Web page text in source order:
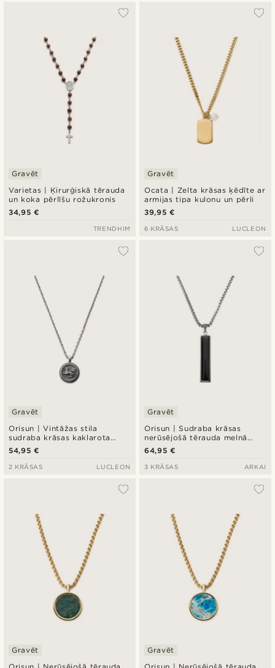
Varietas | Ķirurģiskā tērauda
un koka pērlīšu rožukronis
Gravēt
34,95 €
TRENDHIM
Ocata | Zelta krāsas ķēdīte ar
armijas tipa kulonu un pērli
Gravēt
39,95 €
6 KRĀSAS LUCLEON
Orisun | Vintāžas stila
sudraba krāsas kaklarota
Griffin Tondo
Gravēt
54,95 €
2 KRĀSAS LUCLEON
Orisun | Sudraba krāsas
nerūsējošā tērauda melnā
oniksa līnijas kulonu kaklarota
Gravēt
64,95 €
3 KRĀSAS ARKAI
Gravēt Gravēt